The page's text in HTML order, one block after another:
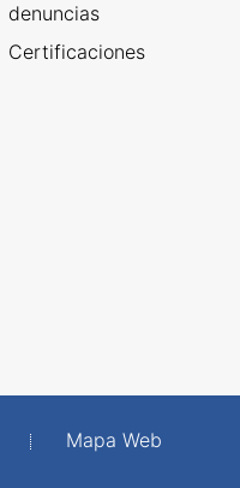
denuncias
Certificaciones
Mapa Web